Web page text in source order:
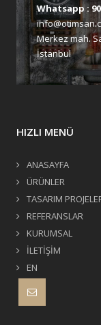
Whatsapp :
Merkez mah.
İstanbul
HIZLI MENÜ
ANASAYFA
ÜRÜNLER
TASARIM
REFERANSLAR
KURUMSAL
İLETİŞİM
EN